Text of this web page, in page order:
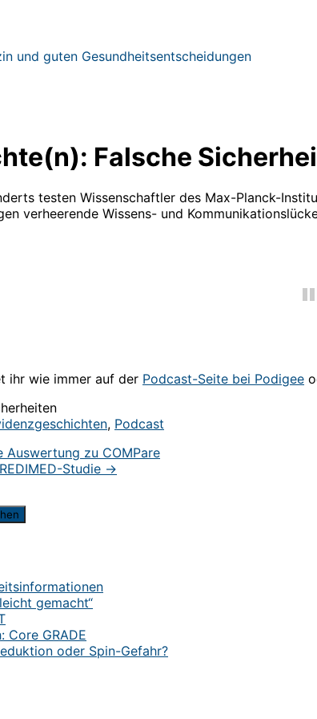
und guten Gesundheitsentscheidungen
Falsche
testen Wissenschaftler des Max-Planck-
verheerende Wissens- und
ihr wie immer auf der Podcast-Seite bei Podigee
, Podcast
Auswertung zu COMPare
Studie →
gemacht“
GRADE
oder Spin-Gefahr?